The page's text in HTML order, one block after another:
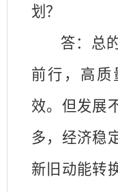
划？
答：总
前行，高质
效。但发展
多，经济稳
新旧动能转